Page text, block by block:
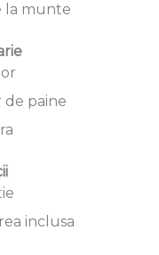
la munte
paine
inclusa